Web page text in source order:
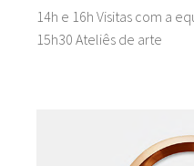
14h e 16h Visitas com a
15h30 Ateliês de arte